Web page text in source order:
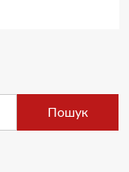
Пошук